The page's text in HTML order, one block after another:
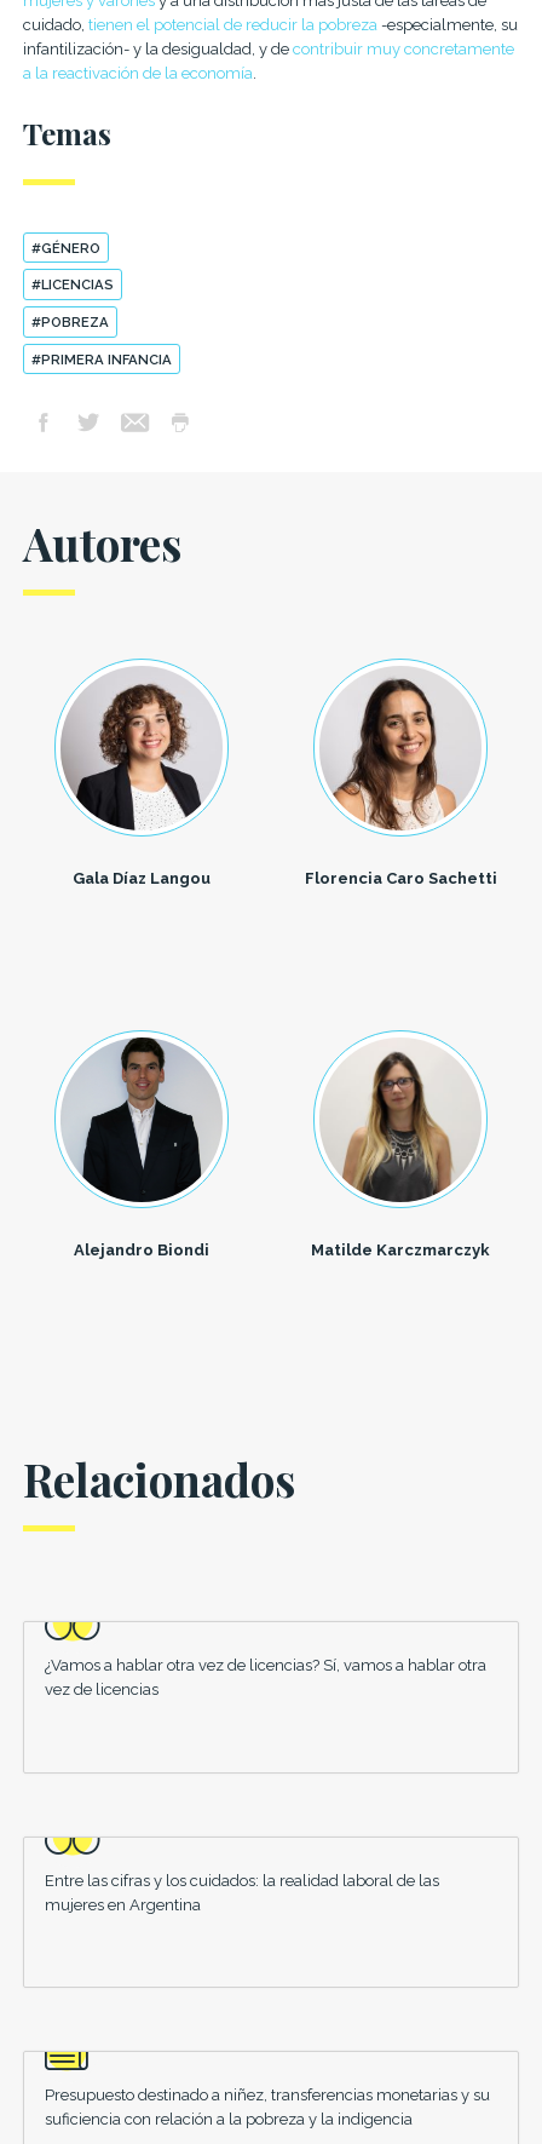
cuidado, tienen el potencial de reducir la pobreza-especialmente, su
infantilización- y la desigualdad, y de contribuir muy concretamente
a la reactivación de la economía.
Temas
#GÉNERO
#LICENCIAS
#POBREZA
#PRIMERA INFANCIA
Autores
Gala Díaz Langou Florencia Caro Sachetti
Alejandro Biondi Matilde Karczmarczyk
Relacionados
¿Vamos a hablar otra vez de licencias? Sí, vamos a hablar otra
vez de licencias
Entre las cifras y los cuidados: la realidad laboral de las
mujeres en Argentina
Presupuesto destinado a niñez, transferencias monetarias y su
suficiencia con relación a la pobreza y la indigencia